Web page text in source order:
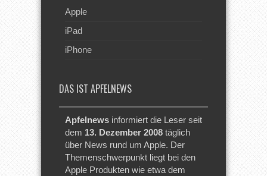
Apple
iPad
iPhone
DAS IST APFELNEWS
Apfelnews informiert die Leser seit
dem 13. Dezember 2008 täglich
über News rund um Apple. Der
Themenschwerpunkt liegt bei den
Apple Produkten wie etwa dem